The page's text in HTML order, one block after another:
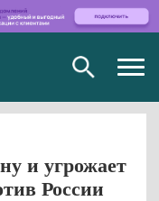
и угрожает
России